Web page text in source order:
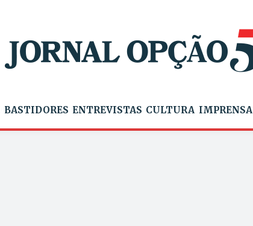
BASTIDORES ENTREVISTAS CULTURA IMPRENSA